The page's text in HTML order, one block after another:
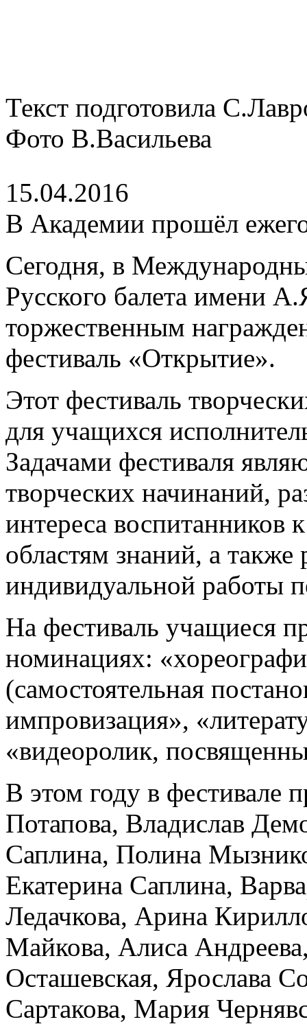
Текст подготовила
Фото В.Васильева
15.04.2016
В Академии прошёл
Сегодня, в
Русского балета имени
торжественным
фестиваль «Открытие».
Этот фестиваль
для учащихся
Задачами фестиваля
творческих начинаний,
интереса
областям знаний, а
индивидуальной работы
На фестиваль учащиеся
номинациях:
(самостоятельная
импровизация»,
«видеоролик,
В этом году в фестивале
Потапова, Владислав
Саплина, Полина
Екатерина Саплина,
Ледачкова, Арина
Майкова, Алиса
Осташевская, Ярослава
Сартакова, Мария